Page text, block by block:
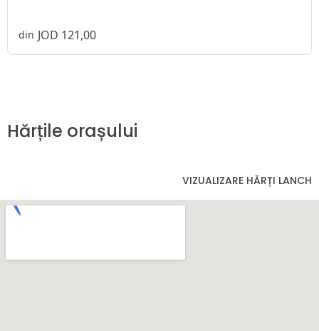
din JOD 121,00
Hărțile orașului
VIZUALIZARE HĂRȚI LANCH